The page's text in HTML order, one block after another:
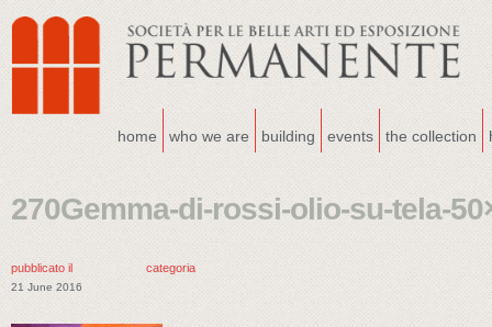
home who we are building events the collection
270Gemma-di-rossi-olio-su-tela-
pubblicato il
21 June 2016
categoria